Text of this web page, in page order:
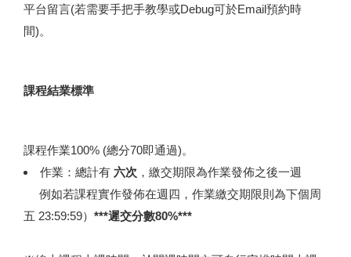
平台留言(若需要手把手教學或Debug可於Email預約時
間)。
課程結業標準
課程作業100% (總分70即通過)。
作業：總計有 六次 ，繳交期限為作業發佈之後一週
例如若課程實作發佈在週四，作業繳交期限則為下個周
五 23:59:59） ***遲交分數80%***